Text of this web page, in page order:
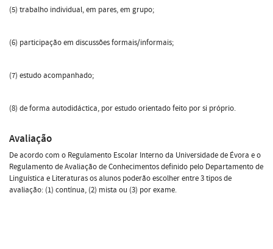
(5) trabalho individual, em pares, em grupo;
(6) participação em discussões formais/informais;
(7) estudo acompanhado;
(8) de forma autodidáctica, por estudo orientado feito por si próprio.
Avaliação
De acordo com o Regulamento Escolar Interno da Universidade de Évora e o
Regulamento de Avaliação de Conhecimentos definido pelo Departamento de
Linguística e Literaturas os alunos poderão escolher entre 3 tipos de
avaliação: (1) contínua, (2) mista ou (3) por exame.